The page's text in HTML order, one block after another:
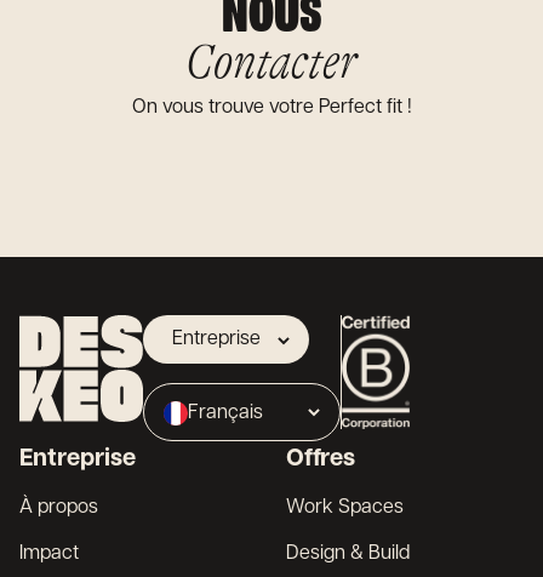
NOUS
Contacter
On vous trouve votre Perfect fit !
Entreprise
Propriétaire
Broker
Français
Entreprise
À propos
Impact
Offres
Work Spaces
Design & Build